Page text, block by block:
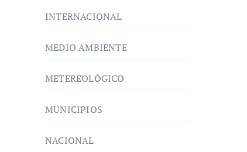
INTERNACIONAL
MEDIO AMBIENTE
METEREOLÓGICO
MUNICIPIOS
NACIONAL